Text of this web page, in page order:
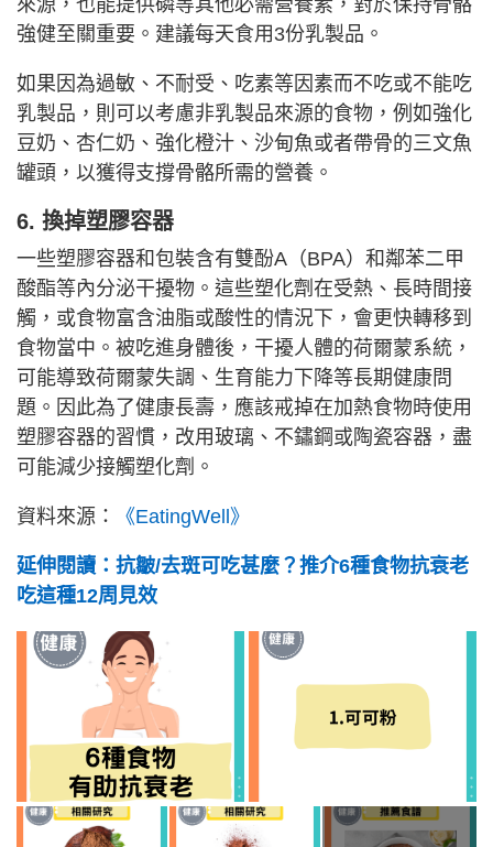
來源，也能提供磷等其他必需營養素，對於保持骨骼
強健至關重要。建議每天食用3份乳製品。
如果因為過敏、不耐受、吃素等因素而不吃或不能吃
乳製品，則可以考慮非乳製品來源的食物，例如強化
豆奶、杏仁奶、強化橙汁、沙甸魚或者帶骨的三文魚
罐頭，以獲得支撐骨骼所需的營養。
6. 換掉塑膠容器
一些塑膠容器和包裝含有雙酚A（BPA）和鄰苯二甲
酸酯等內分泌干擾物。這些塑化劑在受熱、長時間接
觸，或食物富含油脂或酸性的情況下，會更快轉移到
食物當中。被吃進身體後，干擾人體的荷爾蒙系統，
可能導致荷爾蒙失調、生育能力下降等長期健康問
題。因此為了健康長壽，應該戒掉在加熱食物時使用
塑膠容器的習慣，改用玻璃、不鏽鋼或陶瓷容器，盡
可能減少接觸塑化劑。
資料來源： 《EatingWell》
延伸閱讀：抗皺/去斑可吃甚麼？推介6種食物抗衰老
吃這種12周見效